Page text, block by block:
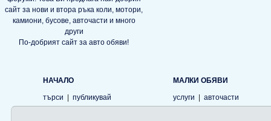
По-добрият сайт за авто обяви!
НАЧАЛО
търси
публикувай
МАЛКИ ОБЯВИ
услуги
авточасти